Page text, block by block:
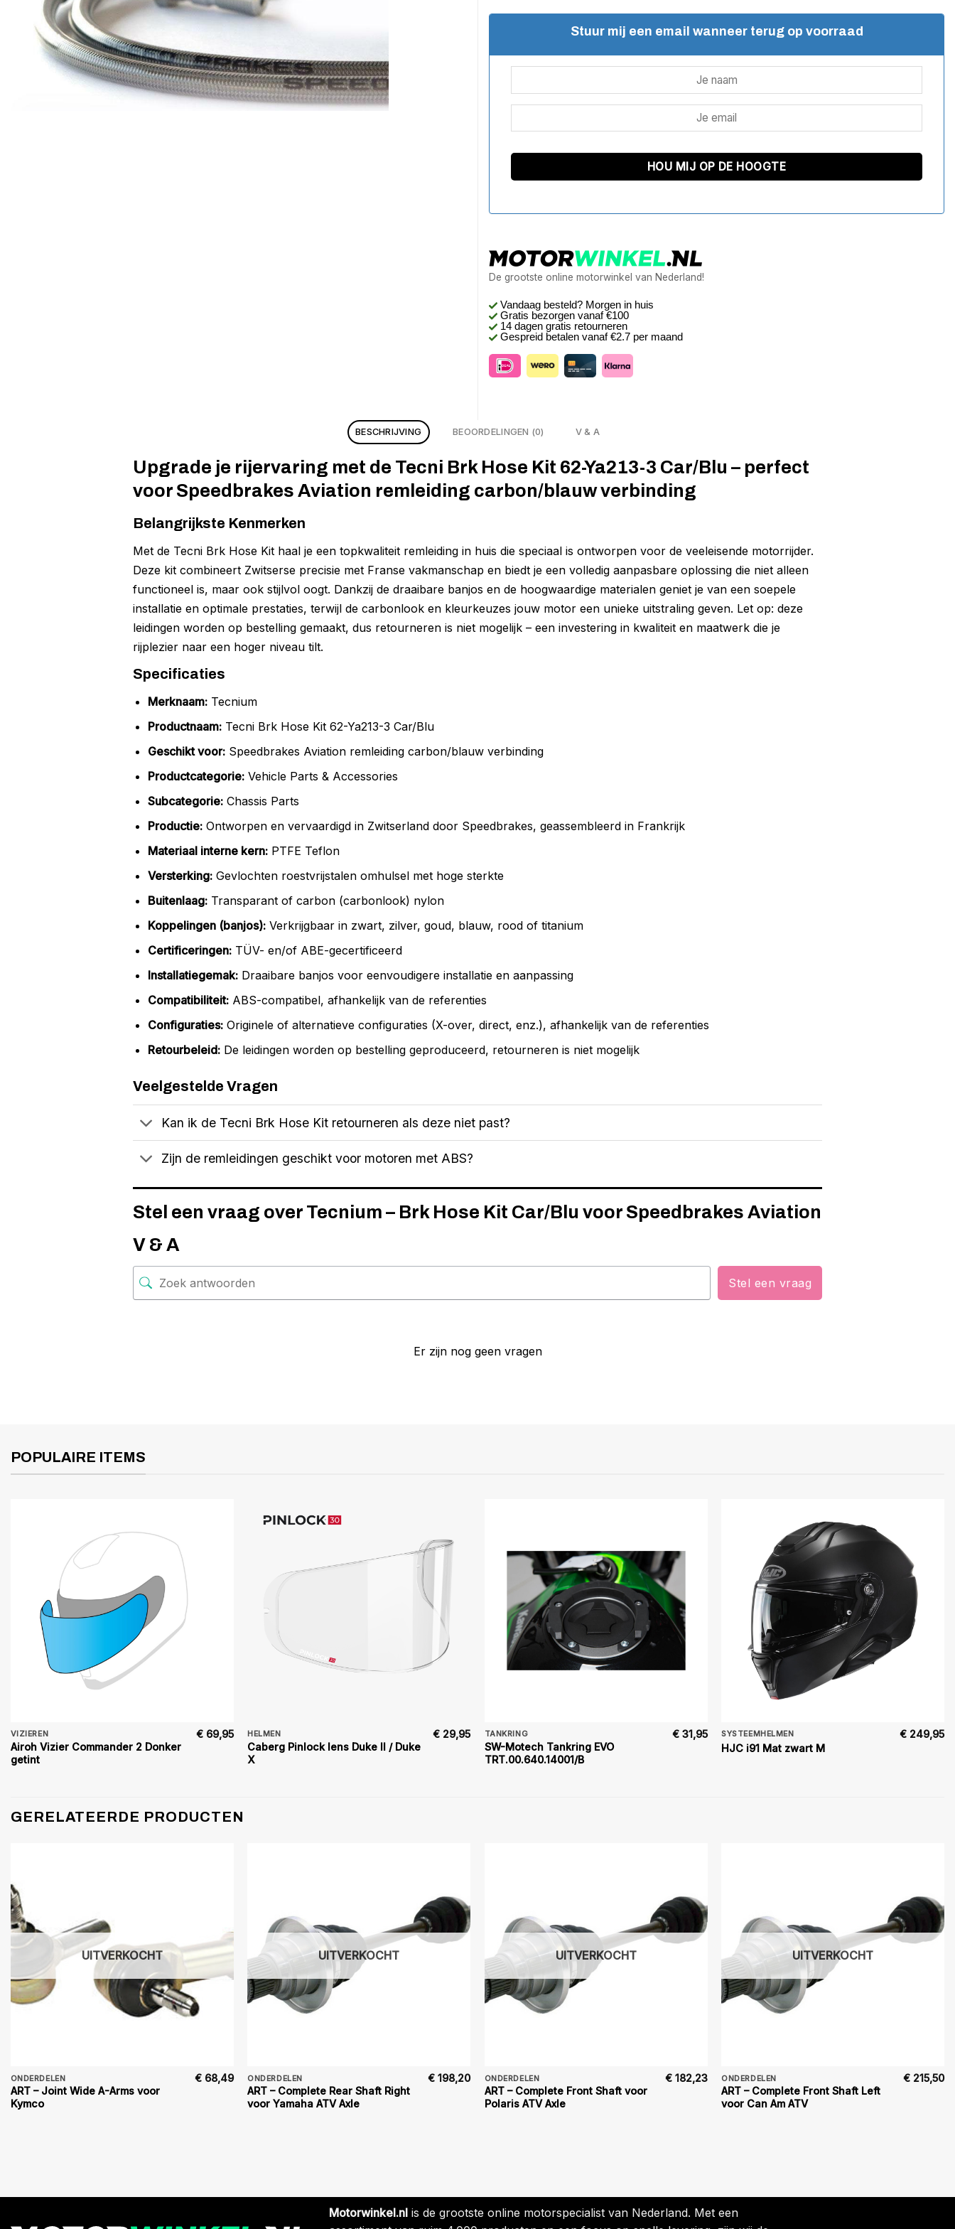
Stuur mij een email wanneer terug op voorraad
De grootste online motorwinkel van Nederland!
Vandaag besteld? Morgen in huis
Gratis bezorgen vanaf €100
14 dagen gratis retourneren
Gespreid betalen vanaf €2.7 per maand
BESCHRIJVING BEOORDELINGEN (0) V & A
Upgrade je rijervaring met de Tecni Brk Hose Kit 62-Ya213-3 Car/Blu – perfect
voor Speedbrakes Aviation remleiding carbon/blauw verbinding
Belangrijkste Kenmerken
Met de Tecni Brk Hose Kit haal je een topkwaliteit remleiding in huis die speciaal is ontworpen voor de veeleisende motorrijder.
Deze kit combineert Zwitserse precisie met Franse vakmanschap en biedt je een volledig aanpasbare oplossing die niet alleen
functioneel is, maar ook stijlvol oogt. Dankzij de draaibare banjos en de hoogwaardige materialen geniet je van een soepele
installatie en optimale prestaties, terwijl de carbonlook en kleurkeuzes jouw motor een unieke uitstraling geven. Let op: deze
leidingen worden op bestelling gemaakt, dus retourneren is niet mogelijk – een investering in kwaliteit en maatwerk die je
rijplezier naar een hoger niveau tilt.
Specificaties
Merknaam:Tecnium
Productnaam:Tecni Brk Hose Kit 62-Ya213-3 Car/Blu
Geschikt voor:Speedbrakes Aviation remleiding carbon/blauw verbinding
Productcategorie:Vehicle Parts & Accessories
Subcategorie:Chassis Parts
Productie:Ontworpen en vervaardigd in Zwitserland door Speedbrakes, geassembleerd in Frankrijk
Materiaal interne kern:PTFE Teflon
Versterking:Gevlochten roestvrijstalen omhulsel met hoge sterkte
Buitenlaag:Transparant of carbon (carbonlook) nylon
Koppelingen (banjos):Verkrijgbaar in zwart, zilver, goud, blauw, rood of titanium
Certificeringen:TÜV- en/of ABE-gecertificeerd
Installatiegemak:Draaibare banjos voor eenvoudigere installatie en aanpassing
Compatibiliteit:ABS-compatibel, afhankelijk van de referenties
Configuraties:Originele of alternatieve configuraties (X-over, direct, enz.), afhankelijk van de referenties
Retourbeleid:De leidingen worden op bestelling geproduceerd, retourneren is niet mogelijk
Veelgestelde Vragen
Kan ik de Tecni Brk Hose Kit retourneren als deze niet past?
Zijn de remleidingen geschikt voor motoren met ABS?
Stel een vraag over Tecnium – Brk Hose Kit Car/Blu voor Speedbrakes Aviation
V & A
Stel een vraag
Er zijn nog geen vragen
POPULAIRE ITEMS
VIZIEREN
Airoh Vizier Commander 2 Donker
getint
€69,95 HELMEN
Caberg Pinlock lens Duke II / Duke
X
€ 29,95 TANKRING
SW-Motech Tankring EVO
TRT.00.640.14001/B
€31,95 SYSTEEMHELMEN
HJC i91 Mat zwart M
€ 249,95
GERELATEERDE PRODUCTEN
UITVERKOCHT
ONDERDELEN
ART – Joint Wide A-Arms voor
Kymco
€68,49
UITVERKOCHT
ONDERDELEN
ART – Complete Rear Shaft Right
voor Yamaha ATV Axle
€ 198,20
UITVERKOCHT
ONDERDELEN
ART – Complete Front Shaft voor
Polaris ATV Axle
€182,23
UITVERKOCHT
ONDERDELEN
ART – Complete Front Shaft Left
voor Can Am ATV
€ 215,50
Motorwinkel.nl is de grootste online motorspecialist van Nederland. Met een